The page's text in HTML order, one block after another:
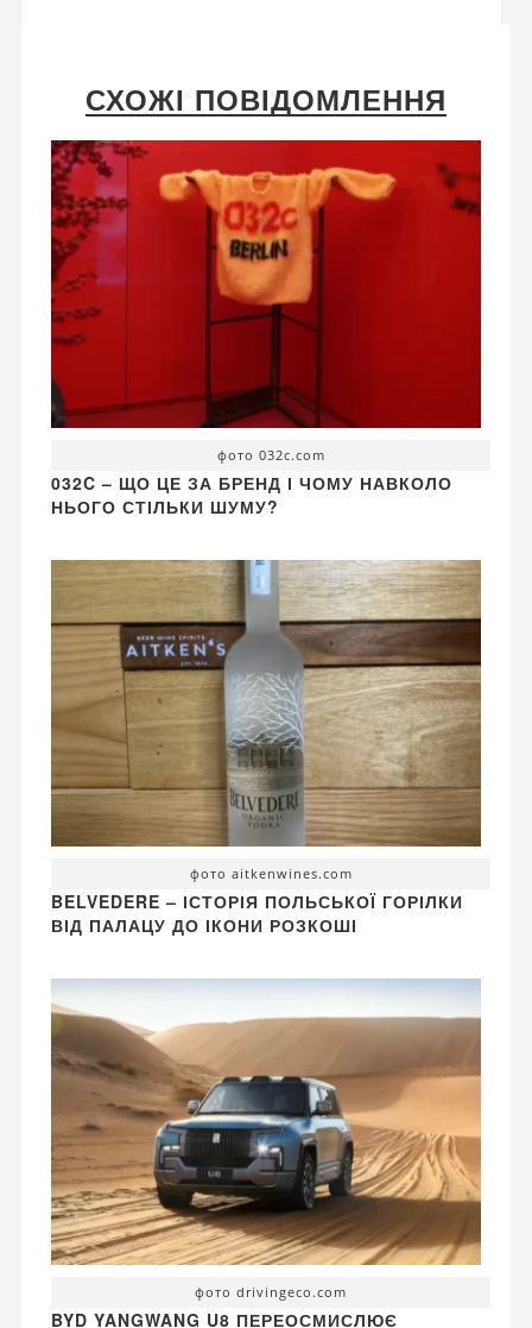
СХОЖІ ПОВІДОМЛЕННЯ
фото 032c.com
032C – ЩО ЦЕ ЗА БРЕНД І ЧОМУ НАВКОЛО
НЬОГО СТІЛЬКИ ШУМУ?
фото aitkenwines.com
BELVEDERE – ІСТОРІЯ ПОЛЬСЬКОЇ ГОРІЛКИ
ВІД ПАЛАЦУ ДО ІКОНИ РОЗКОШІ
фото drivingeco.com
BYD YANGWANG U8 ПЕРЕОСМИСЛЮЄ